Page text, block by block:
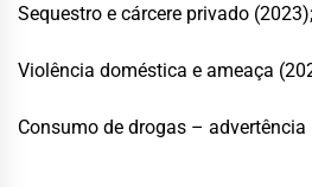
Sequestro e cárcere privado (2023);
Violência doméstica e ameaça
Consumo de drogas – advertência